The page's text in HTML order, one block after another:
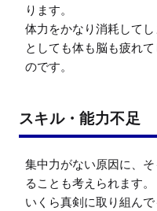
ります。
体力をかなり消耗して
としても体も脳も疲れ
のです。
スキル・能力不足
集中力がない原因に、
ることも考えられます。
いくら真剣に取り組ん